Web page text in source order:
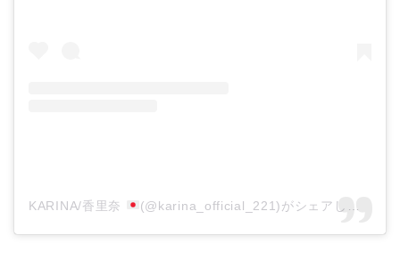
KARINA/香里奈 (@karina_official_221)がシェアした投稿